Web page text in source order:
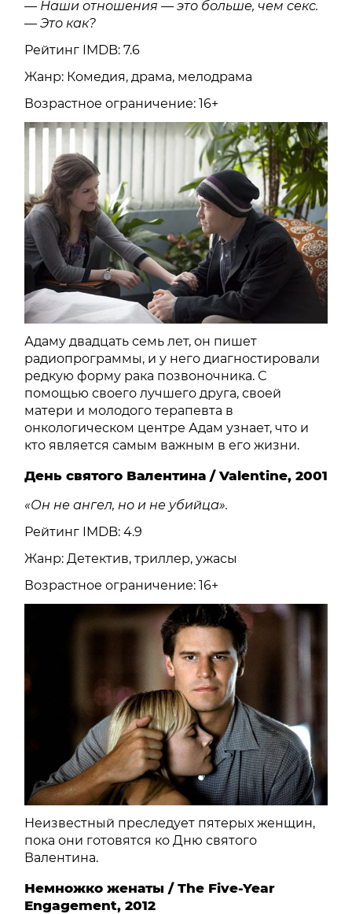
— Наши отношения — это больше, чем секс.
— Это как?
Рейтинг IMDB: 7.6
Жанр: Комедия, драма, мелодрама
Возрастное ограничение: 16+
Адаму двадцать семь лет, он пишет
радиопрограммы, и у него диагностировали
редкую форму рака позвоночника. С
помощью своего лучшего друга, своей
матери и молодого терапевта в
онкологическом центре Адам узнает, что и
кто является самым важным в его жизни.
День святого Валентина / Valentine, 2001
«Он не ангел, но и не убийца».
Рейтинг IMDB: 4.9
Жанр: Детектив, триллер, ужасы
Возрастное ограничение: 16+
Неизвестный преследует пятерых женщин,
пока они готовятся ко Дню святого
Валентина.
Немножко женаты / The Five-Year
Engagement, 2012